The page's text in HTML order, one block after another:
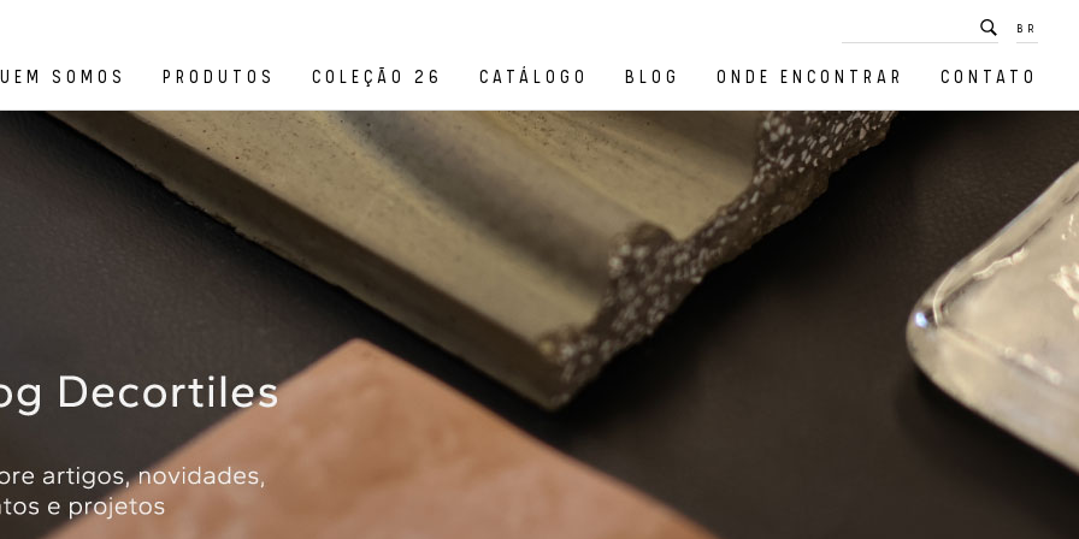
BR
SOMOS PRODUTOS COLEÇÃO 26 CATÁLOGO BLOG ONDE ENCONTRAR CONTATO